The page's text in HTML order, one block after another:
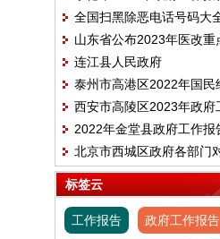
全国扫黑除恶电话号码大
山东省公布2023年医改重
连江县人民政府
泰州市高港区2022年国民
计公报
西安市高陵区2023年政府
2022年金堂县政府工作报
北京市西城区政府各部门
标签云
工作报告 政府工作报告